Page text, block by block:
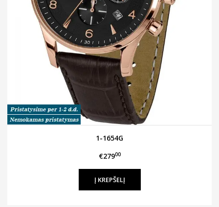
1-1654G
€27900